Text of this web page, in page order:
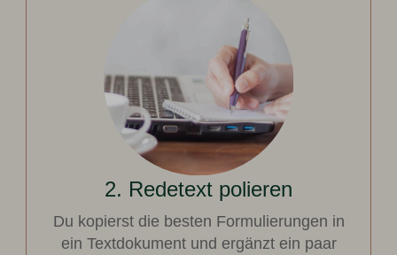
2. Redetext polieren
Du kopierst die besten Formulierungen in
ein Textdokument und ergänzt ein paar